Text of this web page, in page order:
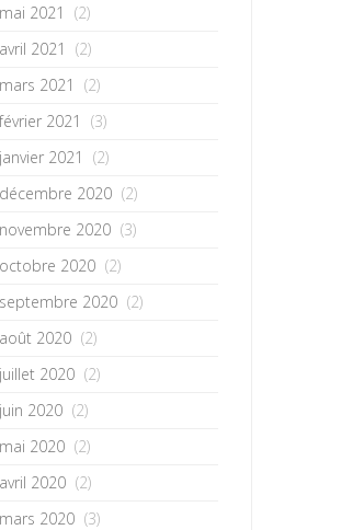
mai 2021
(2)
avril 2021
(2)
mars 2021
(2)
février 2021
(3)
janvier 2021
(2)
décembre 2020 (2)
novembre 2020 (3)
octobre 2020 (2)
septembre 2020 (2)
août 2020 (2)
juillet 2020 (2)
juin 2020 (2)
mai 2020 (2)
avril 2020 (2)
mars 2020 (3)